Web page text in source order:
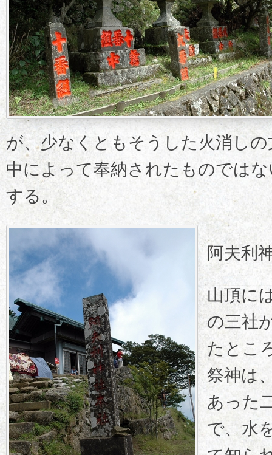
が、少なくともそうした火消し
中によって奉納されたものでは
する。
阿夫利
山頂に
の三社
たとこ
祭神は
あった
で、水